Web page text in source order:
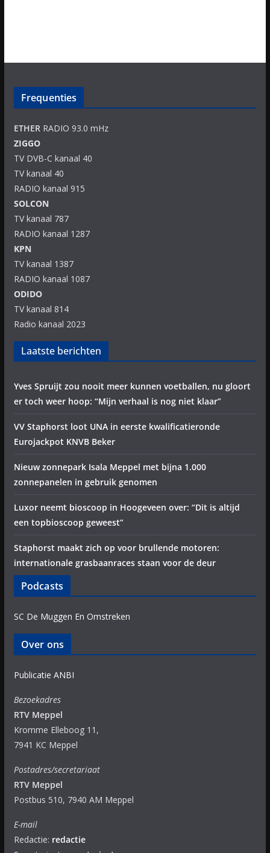
Frequenties
ETHERRADIO 93.0 mHz
ZIGGO
TV DVB-C kanaal 40
TV kanaal 40
RADIO kanaal 915
SOLCON
TV kanaal 787
RADIO kanaal 1287
KPN
TV kanaal 1387
RADIO kanaal 1087
ODIDO
TV kanaal 814
Radio kanaal 2023
Laatste berichten
Yves Spruijt zou nooit meer kunnen voetballen, nu gloort
er toch weer hoop: “Mijn verhaal is nog niet klaar”
VV Staphorst loot UNA in eerste kwalificatieronde
Eurojackpot KNVB Beker
Nieuw zonnepark Isala Meppel met bijna 1.000
zonnepanelen in gebruik genomen
Luxor neemt bioscoop in Hoogeveen over: “Dit is altijd
een topbioscoop geweest”
Staphorst maakt zich op voor brullende motoren:
internationale grasbaanraces staan voor de deur
Podcasts
SC De Muggen En Omstreken
Over ons
Publicatie ANBI
Bezoekadres
RTV Meppel
Kromme Elleboog 11,
7941 KC Meppel
Postadres/secretariaat
RTV Meppel
Postbus 510, 7940 AM Meppel
E-mail
Redactie: redactie